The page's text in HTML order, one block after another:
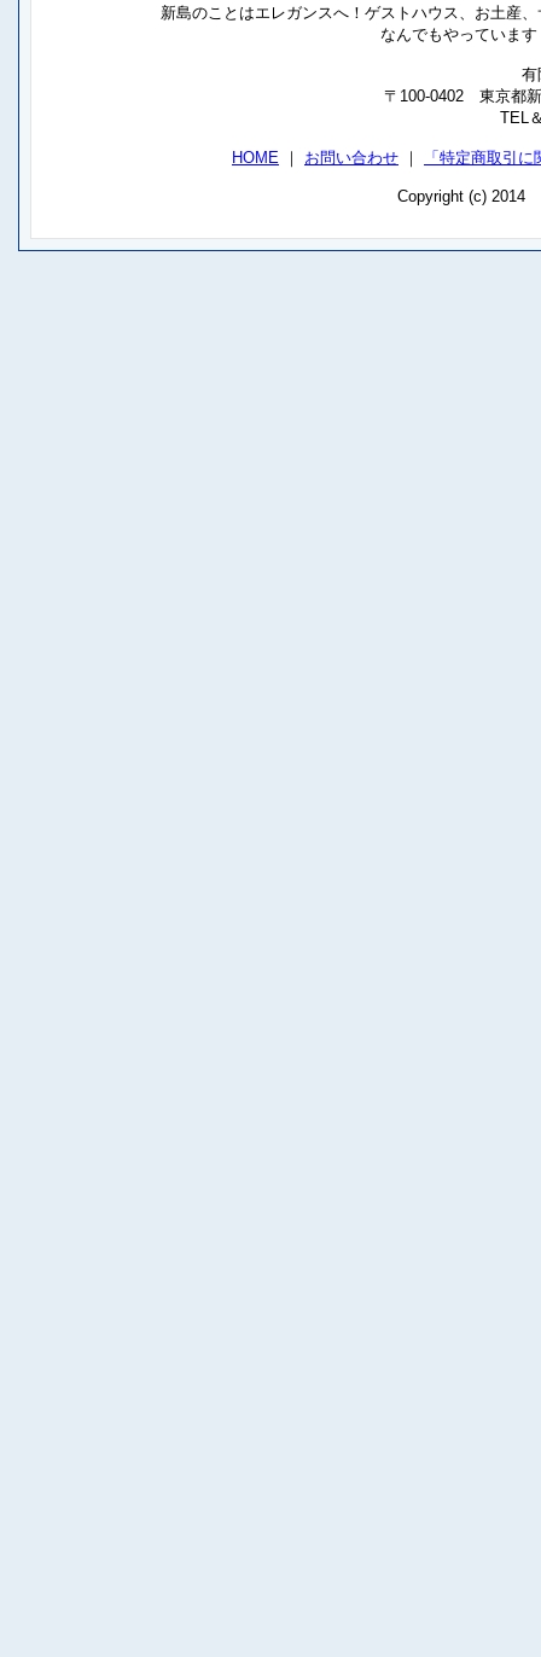
新島のことはエレガンスへ！ゲストハウス、お土産
なんでもやっていま
有
〒100-0402 東京都
TEL
HOME ｜ お問い合わせ ｜ 「特定商取引
Copyright (c) 2014